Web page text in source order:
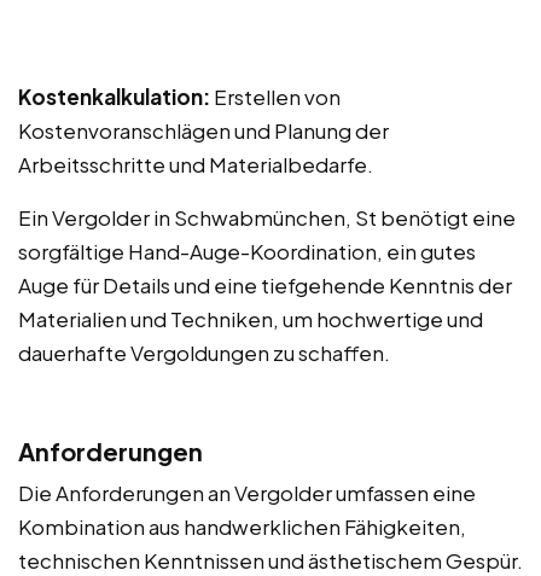
Kostenkalkulation: Erstellen von
Kostenvoranschlägen und Planung der
Arbeitsschritte und Materialbedarfe.
Ein Vergolder in Schwabmünchen, St benötigt eine
sorgfältige Hand-Auge-Koordination, ein gutes
Auge für Details und eine tiefgehende Kenntnis der
Materialien und Techniken, um hochwertige und
dauerhafte Vergoldungen zu schaffen.
Anforderungen
Die Anforderungen an Vergolder umfassen eine
Kombination aus handwerklichen Fähigkeiten,
technischen Kenntnissen und ästhetischem Gespür.